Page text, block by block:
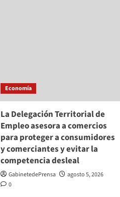
Economía
La Delegación Territorial de
Empleo asesora a comercios
para proteger a consumidores
y comerciantes y evitar la
competencia desleal
GabinetedePrensa
agosto 5, 2026
0